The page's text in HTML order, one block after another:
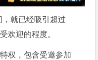
就已经吸引超过
欢迎的程度。
权，包含受邀参加